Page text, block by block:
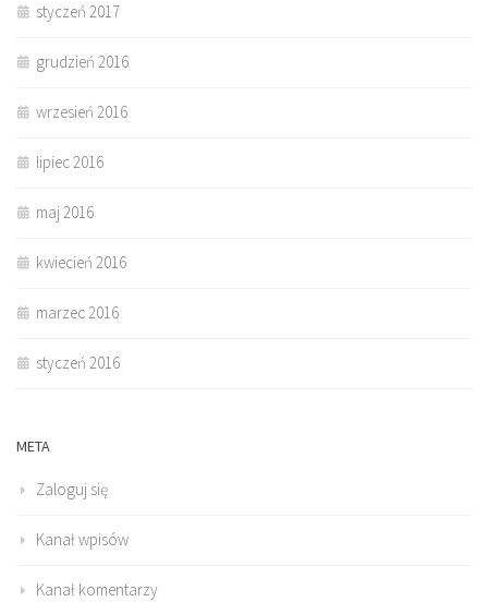
styczeń 2017
grudzień 2016
wrzesień 2016
lipiec 2016
maj 2016
kwiecień 2016
marzec 2016
styczeń 2016
META
Zaloguj się
Kanał wpisów
Kanał komentarzy